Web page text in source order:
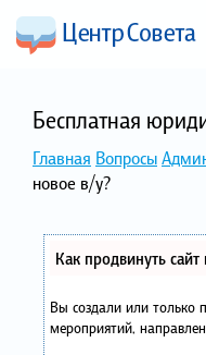
Бесплатная
Главная Вопросы
новое в/у?
Как продвинуть
Вы создали или только
мероприятий,